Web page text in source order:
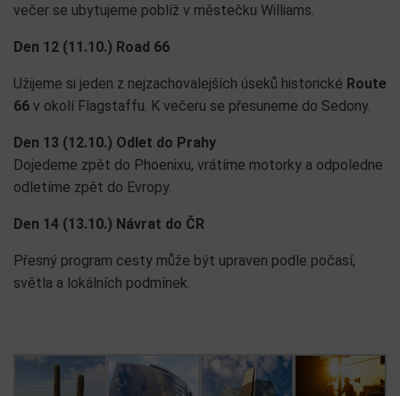
večer se ubytujeme poblíž v městečku Williams.
Den 12 (11.10.) Road 66
Užijeme si jeden z nejzachovalejších úseků historické Route
66 v okolí Flagstaffu. K večeru se přesuneme do Sedony.
Den 13 (12.10.) Odlet do Prahy
Dojedeme zpět do Phoenixu, vrátíme motorky a odpoledne
odletíme zpět do Evropy.
Den 14 (13.10.) Návrat do ČR
Přesný program cesty může být upraven podle počasí,
světla a lokálních podmínek.